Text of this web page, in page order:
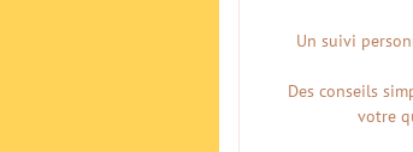
Un suivi
Des conseils
votre